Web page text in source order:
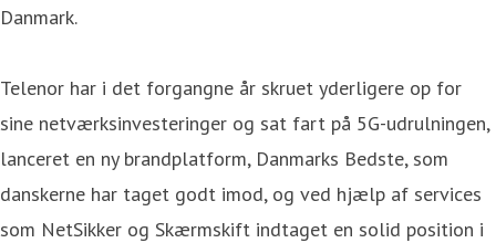
Danmark.
Telenor har i det forgangne år skruet yderligere op for
sine netværksinvesteringer og sat fart på 5G-udrulningen,
lanceret en ny brandplatform, Danmarks Bedste, som
danskerne har taget godt imod, og ved hjælp af services
som NetSikker og Skærmskift indtaget en solid position i